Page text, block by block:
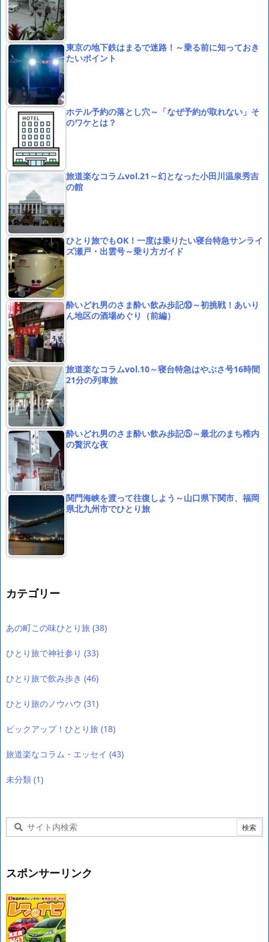
東京の地下鉄はまるで迷路！～乗る前に知っておき
たいポイント
ホテル予約の落とし穴～「なぜ予約が取れない」そ
のワケとは？
旅道楽なコラムvol.21～幻となった小田川温泉秀吉
の館
ひとり旅でもOK！一度は乗りたい寝台特急サンライ
ズ瀬戸・出雲号～乗り方ガイド
酔いどれ男のさま酔い飲み歩記⑩～初挑戦！あいり
ん地区の酒場めぐり（前編）
旅道楽なコラムvol.10～寝台特急はやぶさ号16時間
21分の列車旅
酔いどれ男のさま酔い飲み歩記⑤～最北のまち稚内
の贅沢な夜
関門海峡を渡って往復しよう～山口県下関市、福岡
県北九州市でひとり旅
カテゴリー
あの町この味ひとり旅 (38)
ひとり旅で神社参り (33)
ひとり旅で飲み歩き (46)
ひとり旅のノウハウ (31)
ピックアップ！ひとり旅 (18)
旅道楽なコラム・エッセイ (43)
未分類 (1)
スポンサーリンク